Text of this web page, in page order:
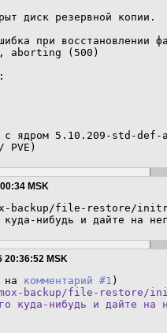
диск резервной копии.
при
aborting (500)
с ядром 5.10.209-std-
MSK
backup/file-restore/
куда-нибудь и дайте на
20:36:52 MSK
на комментарий #1
backup/file-restore/
куда-нибудь и дайте на